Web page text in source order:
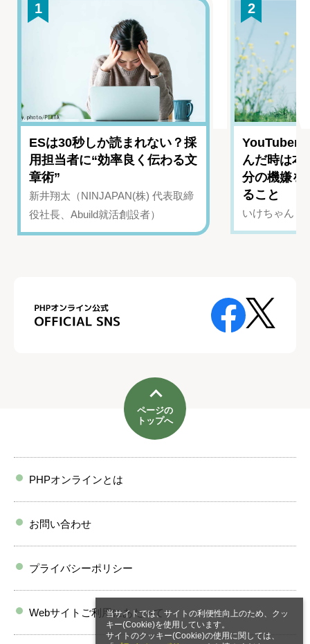
当サイトでは、サイトの利便性向上のため、クッ
キー(Cookie)を使用しています。
サイトのクッキー(Cookie)の使用に関しては、
1
ESは30秒しか読まれない？採
用担当者に“効率良く伝わる文
章術”
新井翔太（NINJAPAN(株) 代表取締
役社長、Abuild就活創設者）
2
YouTuber
んだ時は
分の機嫌を
ること
いけちゃん（
ページの
トップへ
PHPオンラインとは
お問い合わせ
プライバシーポリシー
Webサイトご利用にあたって